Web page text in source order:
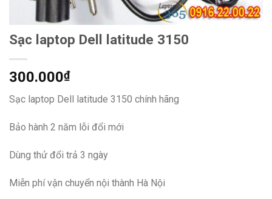
Sạc laptop Dell latitude 3150
300.000₫
Sạc laptop Dell latitude 3150 chính hãng
Bảo hành 2 năm lỗi đổi mới
Dùng thử đổi trả 3 ngày
Miễn phí vận chuyển nội thành Hà Nội